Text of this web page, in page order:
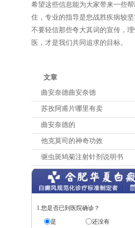
希望这些信息能为大家带来一些
住，专业的指导是您战胜疾病较
不要轻信那些夸大其词的宣传，
医，才是我们共同追求的目标。
文章
曲安奈德曲安奈德
苏孜阿甫片哪里有卖
曲安奈德的
他克莫司的神奇功效
驱虫斑鸠菊注射针剂说明书
1.您是否已到医院确诊？
是
还没有